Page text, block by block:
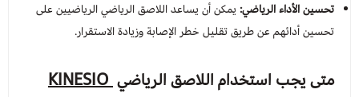
تحسين الأداء الرياضي:يمكن أن يساعد اللاصق الرياضي الرياضيين على
تحسين أدائهم عن طريق تقليل خطر الإصابة وزيادة الاستقرار.
متى يجب استخداماللاصق الرياضيKINESIO